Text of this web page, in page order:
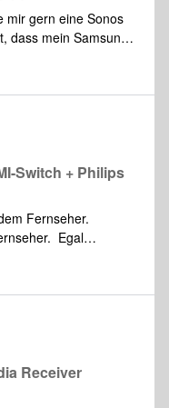
mir gern eine Sonos
dass mein Samsung
ich trotzdem die
zu
zu
erkennbar?Mein
+ / HDMI Arc /
Switch + Philips
Fernseher.
Egal
bei DD Auswahl
Nutze ich die Apps
es helfen einen hdmi
zu schließen und den
Receiver